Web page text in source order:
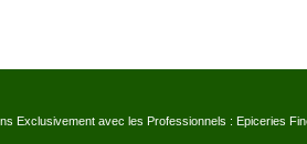
Exclusivement avec les Professionnels : Epiceries